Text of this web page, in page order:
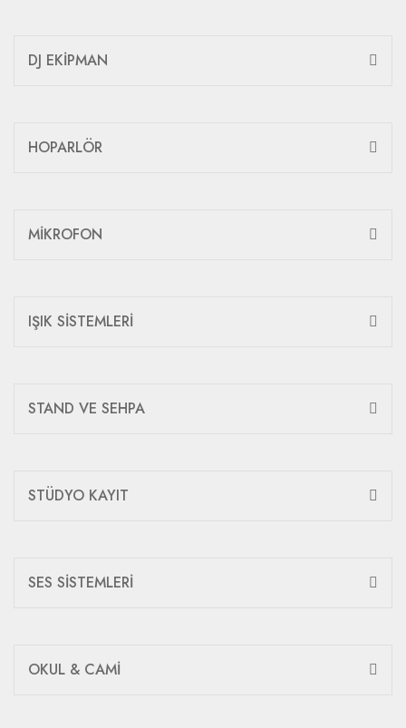
DJ EKİPMAN
HOPARLÖR
MİKROFON
IŞIK SİSTEMLERİ
STAND VE SEHPA
STÜDYO KAYIT
SES SİSTEMLERİ
OKUL & CAMİ